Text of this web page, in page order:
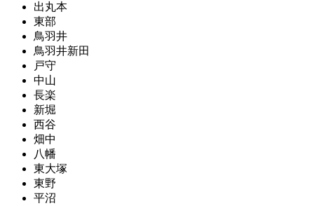
出丸本
東部
鳥羽井
鳥羽井新田
戸守
中山
長楽
新堀
西谷
畑中
八幡
東大塚
東野
平沼